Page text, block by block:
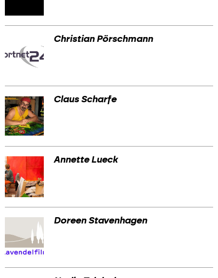
Christian Pörschmann
Claus Scharfe
Annette Lueck
Doreen Stavenhagen